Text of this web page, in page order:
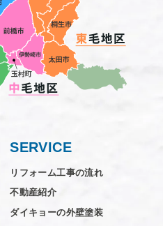
SERVICE
リフォーム工事の流れ
不動産紹介
ダイキョーの外壁塗装